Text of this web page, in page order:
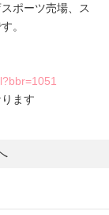
ポーツ売場、ス
。
ます